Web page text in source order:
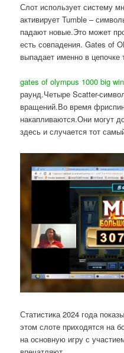
Слот использует систему
активирует Tumble –
падают новые.Это может
есть совпадения. Gates of
выпадает именно в цепочке
gates of olympus 1000 big win
раунд.Четыре Scatter-
вращений.Во время
накапливаются.Они могут
здесь и случается тот
Статистика 2024 года
этом слоте приходятся на
на основную игру с